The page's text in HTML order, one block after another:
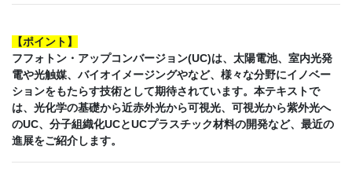
【ポイント】
フフォトン・アップコンバージョン(UC)は、太陽電池、室内光発
電や光触媒、バイオイメージングやなど、様々な分野にイノベー
ションをもたらす技術として期待されています。本テキストで
は、光化学の基礎から近赤外光から可視光、可視光から紫外光へ
のUC、分子組織化UCとUCプラスチック材料の開発など、最近の
進展をご紹介します。